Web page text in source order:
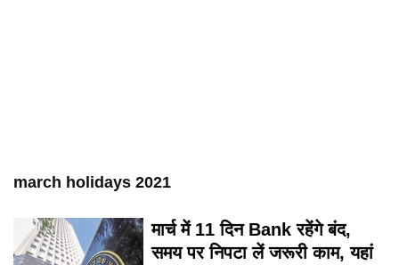
march holidays 2021
मार्च में 11 दिन Bank रहेंगे बंद,
समय पर निपटा लें जरूरी काम, यहां